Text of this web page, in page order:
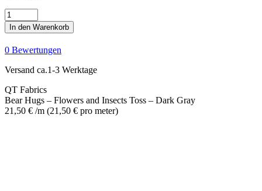
Bear
Hugs
-
Flowers
and
Insects
Toss
-
Dark
Gray
Menge
In den Warenkorb
0 Bewertungen
Versand ca.1-3 Werktage
QT Fabrics
Bear Hugs – Flowers and Insects Toss – Dark Gray
21,50 € /m (21,50 € pro meter)